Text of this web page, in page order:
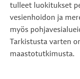
tulleet luokitukset
vesienhoidon ja
myös
Tarkistusta varten
maastotutkimusta.